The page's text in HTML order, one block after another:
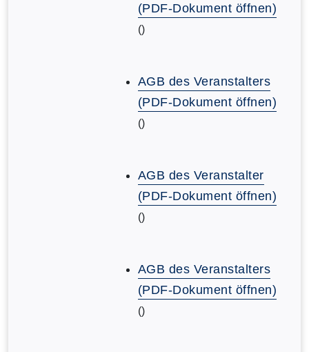
(PDF-Dokument öffnen)
()
AGB des Veranstalters
(PDF-Dokument öffnen)
()
AGB des Veranstalter
(PDF-Dokument öffnen)
()
AGB des Veranstalters
(PDF-Dokument öffnen)
()